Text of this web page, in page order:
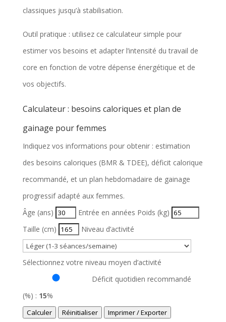
classiques jusqu’à stabilisation.
Outil pratique : utilisez ce calculateur simple pour
estimer vos besoins et adapter l’intensité du travail de
core en fonction de votre dépense énergétique et de
vos objectifs.
Calculateur : besoins caloriques et plan de
gainage pour femmes
Indiquez vos informations pour obtenir : estimation
des besoins caloriques (BMR & TDEE), déficit calorique
recommandé, et un plan hebdomadaire de gainage
progressif adapté aux femmes.
Âge (ans)
Entrée en années Poids (kg)
Taille (cm)
Niveau d’activité
Sélectionnez votre niveau moyen d’activité
Déficit quotidien recommandé
(%) : 15%
Calculer Réinitialiser Imprimer / Exporter